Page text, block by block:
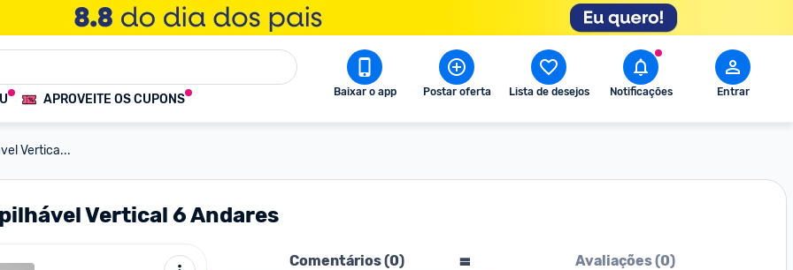
APROVEITE OS CUPONS Baixar o app Postar oferta Lista de desejos Notificações Entrar
Vertica...
Vertical 6 Andares
Comentários (0) Avaliações (0)